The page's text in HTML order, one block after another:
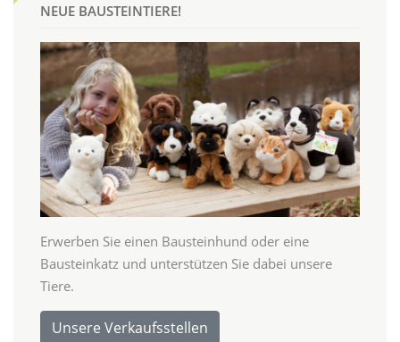
NEUE BAUSTEINTIERE!
Erwerben Sie einen Bausteinhund oder eine
Bausteinkatz und unterstützen Sie dabei unsere
Tiere.
Unsere Verkaufsstellen